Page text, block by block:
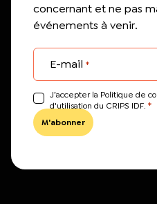
concernant et ne pas
événements à venir.
E-mail *
J’accepter la Politique de
d'utilisation du CRIPS IDF. *